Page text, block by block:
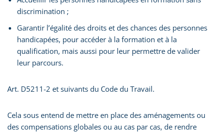
discrimination ;
Garantir l’égalité des droits et des chances des personnes
handicapées, pour accéder à la formation et à la
qualification, mais aussi pour leur permettre de valider
leur parcours.
Art. D5211-2 et suivants du Code du Travail.
Cela sous entend de mettre en place des aménagements ou
des compensations globales ou au cas par cas, de rendre